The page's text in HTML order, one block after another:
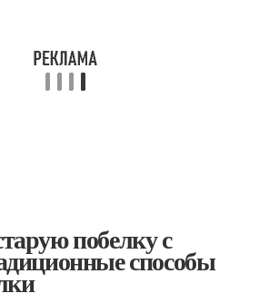
побелку с
способы